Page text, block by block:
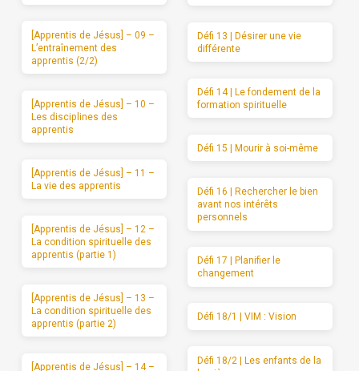
[Apprentis de Jésus] – 09 –
L’entraînement des
apprentis (2/2)
[Apprentis de Jésus] – 10 –
Les disciplines des
apprentis
[Apprentis de Jésus] – 11 –
La vie des apprentis
[Apprentis de Jésus] – 12 –
La condition spirituelle des
apprentis (partie 1)
[Apprentis de Jésus] – 13 –
La condition spirituelle des
apprentis (partie 2)
[Apprentis de Jésus] – 14 –
Défi 13 | Désirer une vie
différente
Défi 14 | Le fondement de la
formation spirituelle
Défi 15 | Mourir à soi-même
Défi 16 | Rechercher le bien
avant nos intérêts
personnels
Défi 17 | Planifier le
changement
Défi 18/1 | VIM : Vision
Défi 18/2 | Les enfants de la